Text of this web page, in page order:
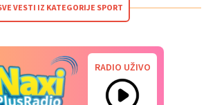
VESTI IZ KATEGORIJE SPORT
RADIO UŽIVO